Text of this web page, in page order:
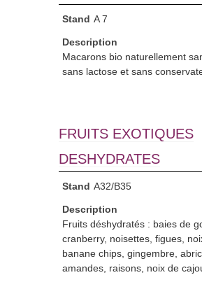
Stand A 7
Description
Macarons bio naturellement
sans lactose et sans
FRUITS EXOTIQUES
DESHYDRATES
Stand A32/B35
Description
Fruits déshydratés : baies de
cranberry, noisettes, figues,
banane chips, gingembre,
amandes, raisons, noix de